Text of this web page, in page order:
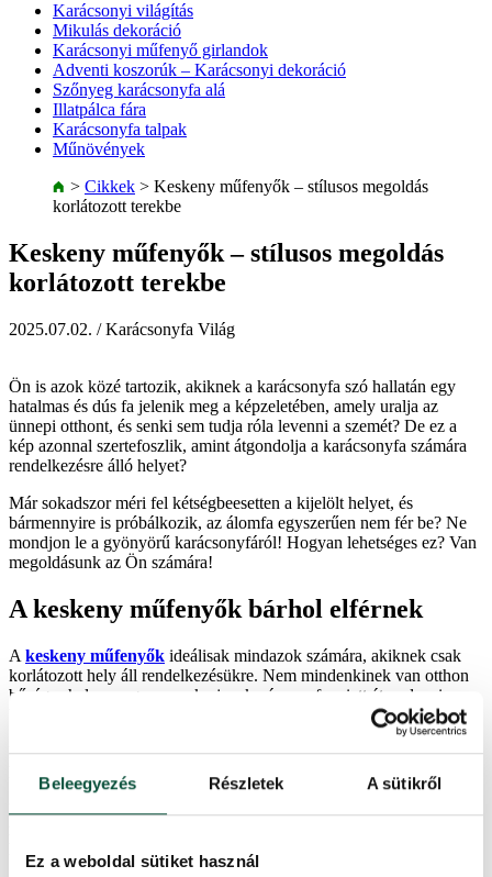
Beleegyezés Részletek A sütikről
Ez a weboldal sütiket használ
Karácsonyi világítás
Mikulás dekoráció
Karácsonyi műfenyő girlandok
Adventi koszorúk – Karácsonyi dekoráció
Szőnyeg karácsonyfa alá
Illatpálca fára
Karácsonyfa talpak
Műnövények
> Cikkek > Keskeny műfenyők – stílusos megoldás
korlátozott terekbe
Keskeny műfenyők – stílusos megoldás
korlátozott terekbe
2025.07.02. / Karácsonyfa Világ
Ön is azok közé tartozik, akiknek a karácsonyfa szó hallatán egy
hatalmas és dús fa jelenik meg a képzeletében, amely uralja az
ünnepi otthont, és senki sem tudja róla levenni a szemét? De ez a
kép azonnal szertefoszlik, amint átgondolja a karácsonyfa számára
rendelkezésre álló helyet?
Már sokadszor méri fel kétségbeesetten a kijelölt helyet, és
bármennyire is próbálkozik, az álomfa egyszerűen nem fér be? Ne
mondjon le a gyönyörű karácsonyfáról! Hogyan lehetséges ez? Van
megoldásunk az Ön számára!
A keskeny műfenyők bárhol elférnek
A keskeny műfenyők ideálisak mindazok számára, akiknek csak
korlátozott hely áll rendelkezésükre. Nem mindenkinek van otthon
bőséges helye, vagy nem akarja a karácsonyfa miatt átrendezni a
Ezeknek a fáknak a sajátossága az, hogy keskeny alakjuknak
köszönhetően tényleg bárhol elférnek.
Mindazok számára készültek, akik az aktuális divatirányzatoknak